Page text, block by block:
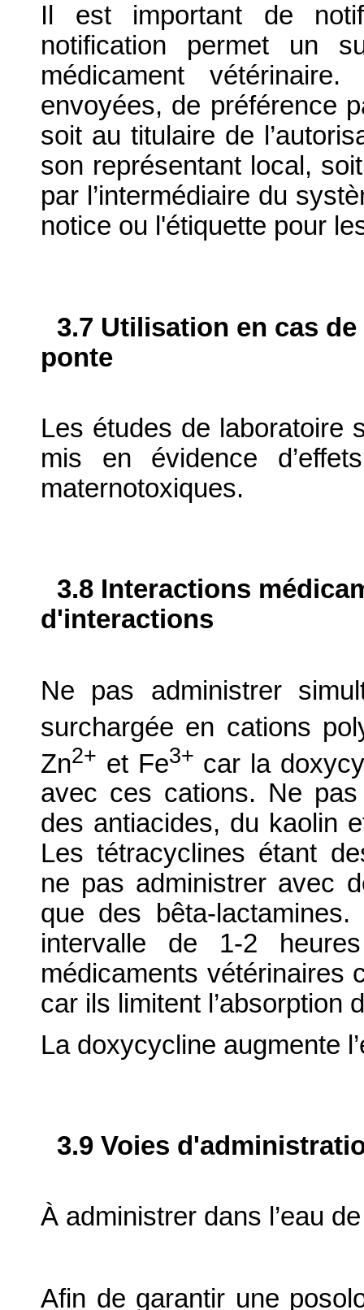
Il est important de
notification permet un
médicament
envoyées, de préférence
soit au titulaire de
son représentant local,
par l’intermédiaire du
notice ou l'étiquette pour
3.7 Utilisation en cas
ponte
Les études de laboratoire
mis en évidence
maternotoxiques.
3.8 Interactions
d'interactions
Ne pas administrer
surchargée en cations
Zn2+ et Fe3+ car la
avec ces cations. Ne
des antiacides, du kaolin
Les tétracyclines étant
ne pas administrer avec
que des bêta-
intervalle de 1-2 heures
médicaments vétérinaires
car ils limitent l’absorption
La doxycycline augmente
3.9 Voies
À administrer dans l’eau
Afin de garantir une